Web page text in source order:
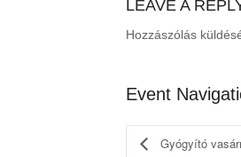
LEAVE A
Hozzászólás
Event
Gyógyító